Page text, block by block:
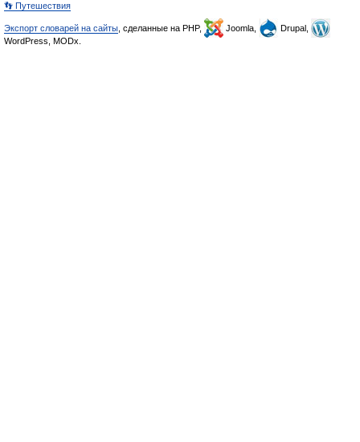
👣 Путешествия
Экспорт словарей на сайты , сделанные на PHP, Joomla,
Drupal,
WordPress, MODx.